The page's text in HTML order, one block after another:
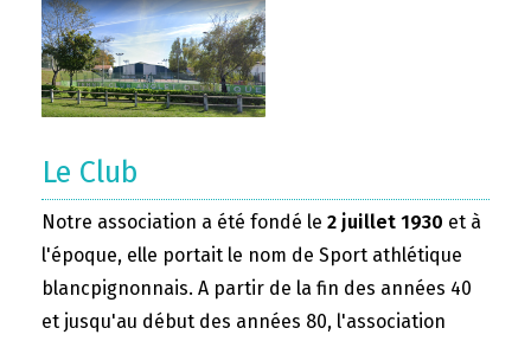
Le Club
Notre association a été fondé le 2 juillet 1930 et à
l'époque, elle portait le nom de Sport athlétique
blancpignonnais. A partir de la fin des années 40
et jusqu'au début des années 80, l'association